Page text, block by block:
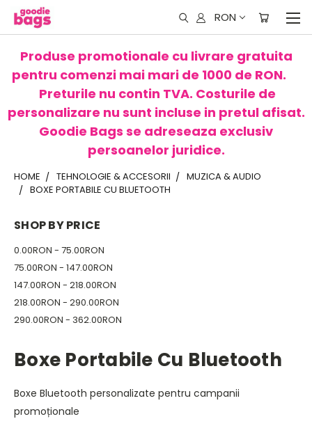
RON
Produse promotionale cu livrare gratuita
pentru comenzi mai mari de 1000 de RON.
Preturile nu contin TVA. Costurile de
personalizare nu sunt incluse in pretul afisat.
Goodie Bags se adreseaza exclusiv
persoanelor juridice.
HOME TEHNOLOGIE & ACCESORII
MUZICA & AUDIO
BOXE PORTABILE CU BLUETOOTH
SHOP BY PRICE
0.00RON - 75.00RON
75.00RON - 147.00RON
147.00RON - 218.00RON
218.00RON - 290.00RON
290.00RON - 362.00RON
Boxe Portabile Cu Bluetooth
Boxe Bluetooth personalizate pentru campanii
promoționale